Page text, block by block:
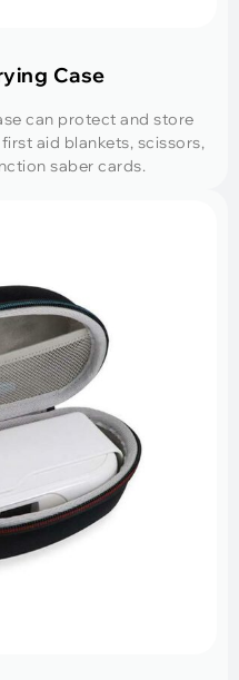
Case
can protect and store
aid blankets, scissors,
saber cards.